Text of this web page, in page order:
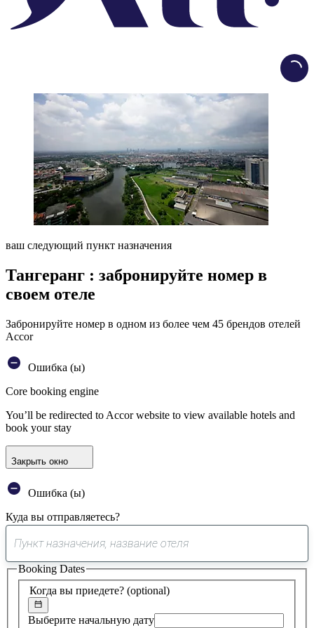
ваш следующий пункт назначения
Тангеранг : забронируйте номер в
своем отеле
Забронируйте номер в одном из более чем 45 брендов отелей
Accor
Ошибка (ы)
Core booking engine
You’ll be redirected to Accor website to view available hotels and
book your stay
Закрыть окно
Ошибка (ы)
Куда вы отправляетесь?
0
предложение
найдено
Когда вы приедете? (optional)
Выберите начальную дату
Booking Dates